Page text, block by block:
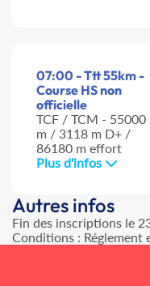
07:00 - Ttt 55km -
Course HS non
officielle
TCF / TCM - 55000
m / 3118 m D+ /
86180 m effort
Plus d'infos
Autres infos
Fin des inscriptions le
Conditions : Réglement